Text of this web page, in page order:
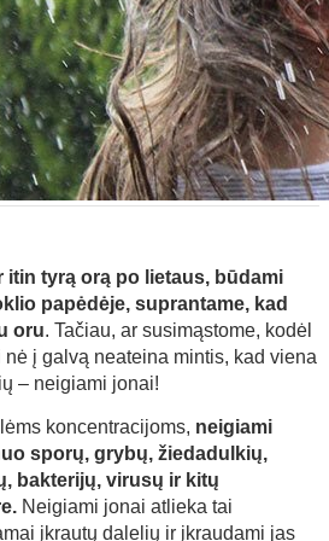
itin tyrą orą po lietaus, būdami
papėdėje, suprantame, kad
oru. Tačiau, ar susimąstome, kodėl
į galvą neateina mintis, kad viena
– neigiami jonai!
koncentracijoms, neigiami
sporų, grybų, žiedadulkių,
bakterijų, virusų ir kitų
Neigiami jonai atlieka tai
įkrautų dalelių ir įkraudami jas